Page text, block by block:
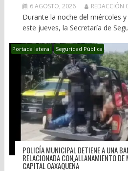
6 AGOSTO, 2026 REDACCIÓN
Durante la noche del miércoles
este jueves, la Secretaría de
Portada lateral Seguridad Pública
POLICÍA MUNICIPAL DETIENE A UNA
RELACIONADA CON ALLANAMIENTO
CAPITAL OAXAQUEÑA